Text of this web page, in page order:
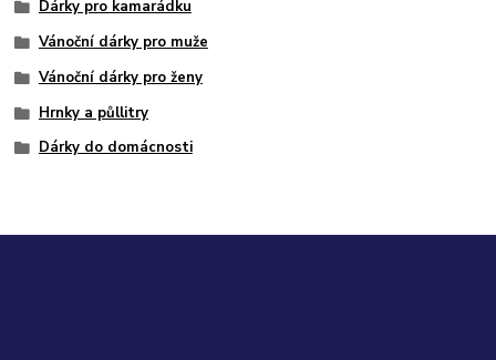
Dárky pro kamarádku
Vánoční dárky pro muže
Vánoční dárky pro ženy
Hrnky a půllitry
Dárky do domácnosti